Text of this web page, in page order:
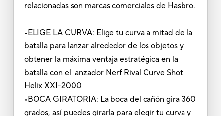
relacionadas son marcas comerciales de Hasbro.
•ELIGE LA CURVA: Elige tu curva a mitad de la
batalla para lanzar alrededor de los objetos y
obtener la máxima ventaja estratégica en la
batalla con el lanzador Nerf Rival Curve Shot
Helix XXI-2000
•BOCA GIRATORIA: La boca del cañón gira 360
grados, así puedes girarla para elegir tu curva y